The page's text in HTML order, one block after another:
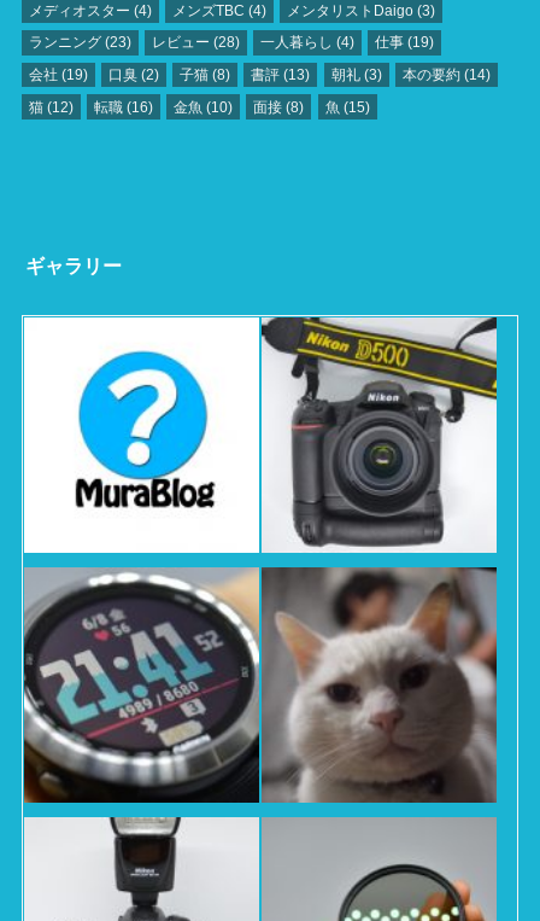
メディオスター (4) メンズTBC (4) メンタリストDaigo (3)
ランニング(23) レビュー (28) 一人暮らし (4) 仕事 (19)
会社 (19) 口臭 (2) 子猫 (8) 書評 (13) 朝礼(3) 本の要約(14)
猫(12) 転職 (16) 金魚 (10) 面接 (8) 魚 (15)
ギャラリー